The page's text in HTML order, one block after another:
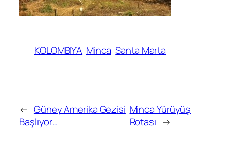
KOLOMBIYA Minca Santa Marta
← Güney Amerika Gezisi
Başlıyor…
Minca Yürüyüş
Rotası →